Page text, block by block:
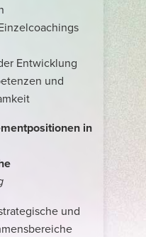
Entwicklung
und
in
und